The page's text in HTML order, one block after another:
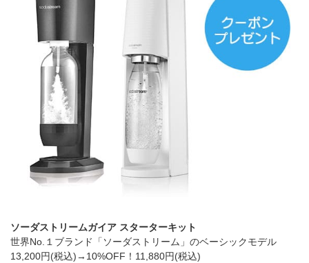
ソーダストリームガイア スターターキット
世界No.１ブランド「ソーダストリーム」のベーシックモデル
13,200円(税込)→10%OFF！11,880円(税込)